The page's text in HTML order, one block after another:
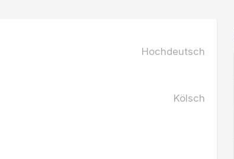
Hochdeutsch
Kölsch